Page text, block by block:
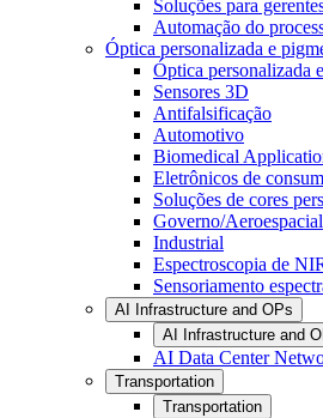
Soluções para
Automação do
Óptica personalizada e
Óptica personalizada
Sensores 3D
Antifalsificação
Automotivo
Biomedical
Eletrônicos de
Soluções de cores
Governo/Aeroespacial
Industrial
Espectroscopia de
Sensoriamento
AI Infrastructure and OPs
AI Infrastructure and
AI Data Center
Transportation
Transportation